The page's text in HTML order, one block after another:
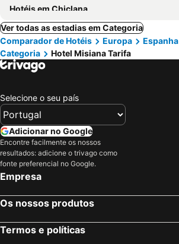
Hotéis em Chiclana
Ver todas as estadias em Categoria
Comparador de Hotéis
Europa Espanha
Categoria
Hotel Misiana Tarifa
Selecione o seu país
Adicionar no Google
Encontre facilmente os nossos
resultados: adicione o trivago como
fonte preferencial no Google.
Empresa
Os nossos produtos
Termos e políticas